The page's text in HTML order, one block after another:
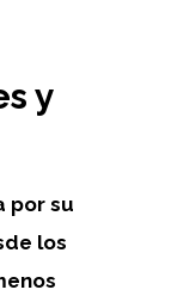
y
por su
los